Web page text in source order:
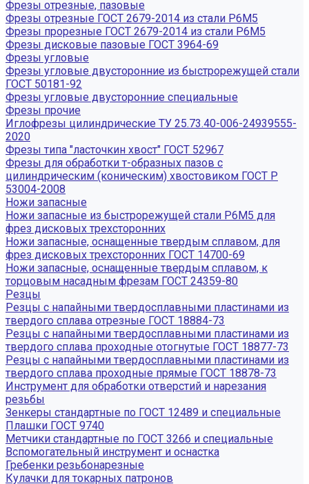
Фрезы отрезные, пазовые
Фрезы отрезные ГОСТ 2679-2014 из стали Р6М5
Фрезы прорезные ГОСТ 2679-2014 из стали Р6М5
Фрезы дисковые пазовые ГОСТ 3964-69
Фрезы угловые
Фрезы угловые двусторонние из быстрорежущей стали
ГОСТ 50181-92
Фрезы угловые двусторонние специальные
Фрезы прочие
Иглофрезы цилиндрические ТУ 25.73.40-006-24939555-
2020
Фрезы типа "ласточкин хвост" ГОСТ 52967
Фрезы для обработки т-образных пазов с
цилиндрическим (коническим) хвостовиком ГОСТ Р
53004-2008
Ножи запасные
Ножи запасные из быстрорежущей стали Р6М5 для
фрез дисковых трехсторонних
Ножи запасные, оснащенные твердым сплавом, для
фрез дисковых трехсторонних ГОСТ 14700-69
Ножи запасные, оснащенные твердым сплавом, к
торцовым насадным фрезам ГОСТ 24359-80
Резцы
Резцы с напайными твердосплавными пластинами из
твердого сплава отрезные ГОСТ 18884-73
Резцы с напайными твердосплавными пластинами из
твердого сплава проходные отогнутые ГОСТ 18877-73
Резцы с напайными твердосплавными пластинами из
твердого сплава проходные прямые ГОСТ 18878-73
Инструмент для обработки отверстий и нарезания
резьбы
Зенкеры стандартные по ГОСТ 12489 и специальные
Плашки ГОСТ 9740
Метчики стандартные по ГОСТ 3266 и специальные
Вспомогательный инструмент и оснастка
Гребенки резьбонарезные
Кулачки для токарных патронов